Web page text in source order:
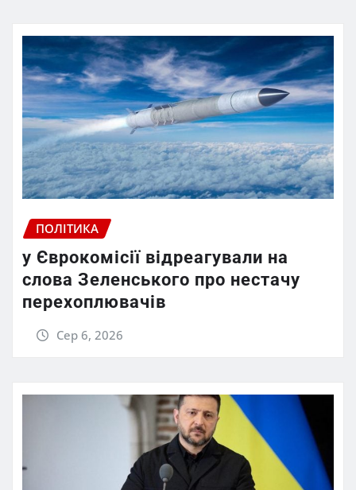
ПОЛІТИКА
у Єврокомісії відреагували на
слова Зеленського про нестачу
перехоплювачів
Сер 6, 2026